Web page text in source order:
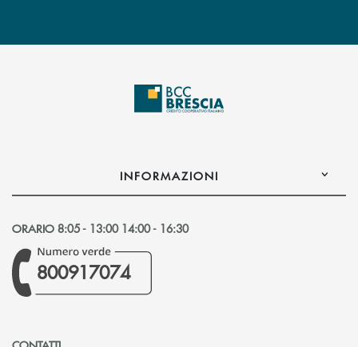
INFORMAZIONI
ORARIO 8:05 - 13:00 14:00 - 16:30
800917074